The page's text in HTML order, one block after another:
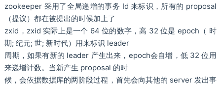
zookeeper 采用了全局递增的事务 Id 来标识，所有的 proposal
（提议）都在被提出的时候加上了
zxid，zxid 实际上是一个 64 位的数字，高 32 位是 epoch（ 时
期; 纪元; 世; 新时代）用来标识 leader
周期，如果有新的 leader 产生出来，epoch会自增，低 32 位用
来递增计数。当新产生 proposal 的时
候，会依据数据库的两阶段过程，首先会向其他的 server 发出事